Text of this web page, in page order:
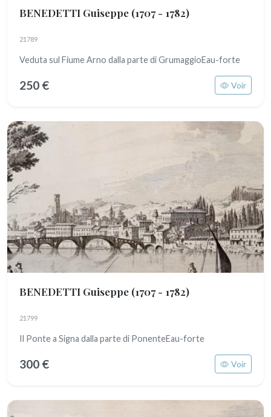
BENEDETTI Guiseppe (1707 - 1782)
21789
Veduta sul Fiume Arno dalla parte di GrumaggioEau-forte
250 € Voir
BENEDETTI Guiseppe (1707 - 1782)
21799
Il Ponte a Signa dalla parte di PonenteEau-forte
300 € Voir